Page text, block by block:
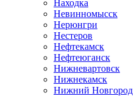
Находка
Невинномысск
Нерюнгри
Нестеров
Нефтекамск
Нефтеюганск
Нижневартовск
Нижнекамск
Нижний Новгород